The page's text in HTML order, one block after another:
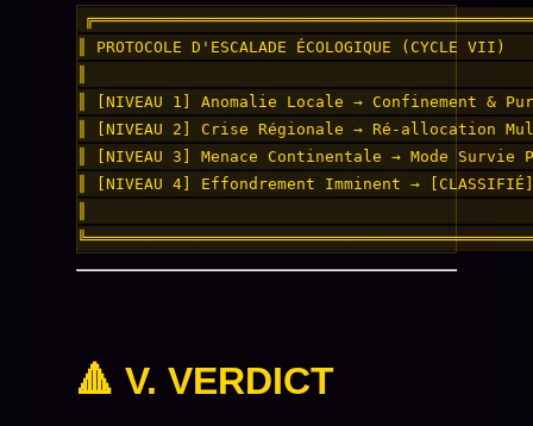
║ PROTOCOLE D'ESCALADE ÉCOLOGIQUE
║ [NIVEAU 1] Anomalie Locale → Confinement
║ [NIVEAU 2] Crise Régionale → Ré-allocation
║ [NIVEAU 3] Menace Continentale → Mode
║ [NIVEAU 4] Effondrement Imminent →
🔺 V. VERDICT